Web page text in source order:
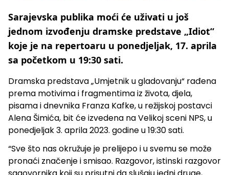
Sarajevska publika moći će uživati u još
jednom izvođenju dramske predstave „Idiot“
koje je na repertoaru u ponedjeljak, 17. aprila
sa početkom u 19:30 sati.
Dramska predstava „Umjetnik u gladovanju“ rađena
prema motivima i fragmentima iz života, djela,
pisama i dnevnika Franza Kafke, u režijskoj postavci
Alena Šimića, bit će izvedena na Velikoj sceni NPS, u
ponedjeljak 3. aprila 2023. godine u 19:30 sati.
“Sve što nas okružuje je prelijepo i u svemu se može
pronaći značenje i smisao. Razgovor, istinski razgovor